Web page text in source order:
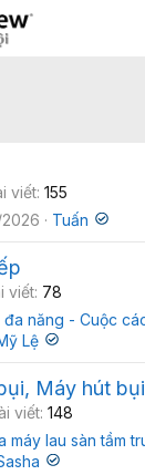
viết 155
Tuấn
viết 78
Lệ
Máy hút bụi
viết 148